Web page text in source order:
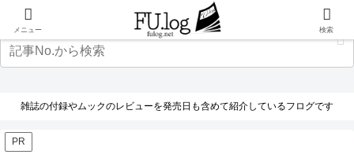
雑誌の付録やムックのレビューを発売日も含めて紹介しているフログです
PR
メニュー 検索